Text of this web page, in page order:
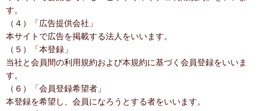
す。
（４）「広告提供会社」
本サイトで広告を掲載する法人をいいます。
（５）「本登録」
当社と会員間の利用規約および本規約に基づく会員登録をいいま
す。
（６）「会員登録希望者」
本登録を希望し、会員になろうとする者をいいます。